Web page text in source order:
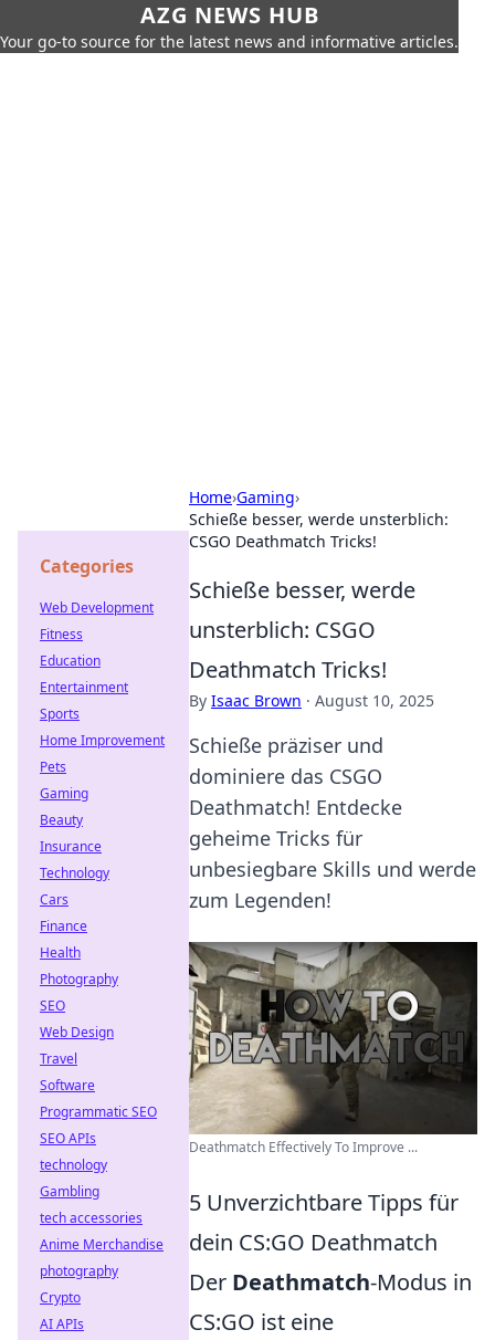
AZG NEWS HUB
Your go-to source for the latest news and informative articles.
Home›Gaming›
Schieße besser, werde unsterblich:
CSGO Deathmatch Tricks!
Schieße besser, werde
unsterblich: CSGO
Deathmatch Tricks!
By Isaac Brown · August 10, 2025
Schieße präziser und
dominiere das CSGO
Deathmatch! Entdecke
geheime Tricks für
unbesiegbare Skills und werde
zum Legenden!
Deathmatch Effectively To Improve ...
5 Unverzichtbare Tipps für
dein CS:GO Deathmatch
Der Deathmatch-Modus in
CS:GO ist eine
Categories
Web Development
Fitness
Education
Entertainment
Sports
Home Improvement
Pets
Gaming
Beauty
Insurance
Technology
Cars
Finance
Health
Photography
SEO
Web Design
Travel
Software
Programmatic SEO
SEO APIs
technology
Gambling
tech accessories
Anime Merchandise
photography
Crypto
AI APIs